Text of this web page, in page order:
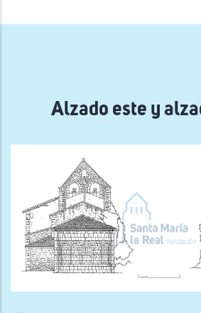
ayuda
Alzado este y